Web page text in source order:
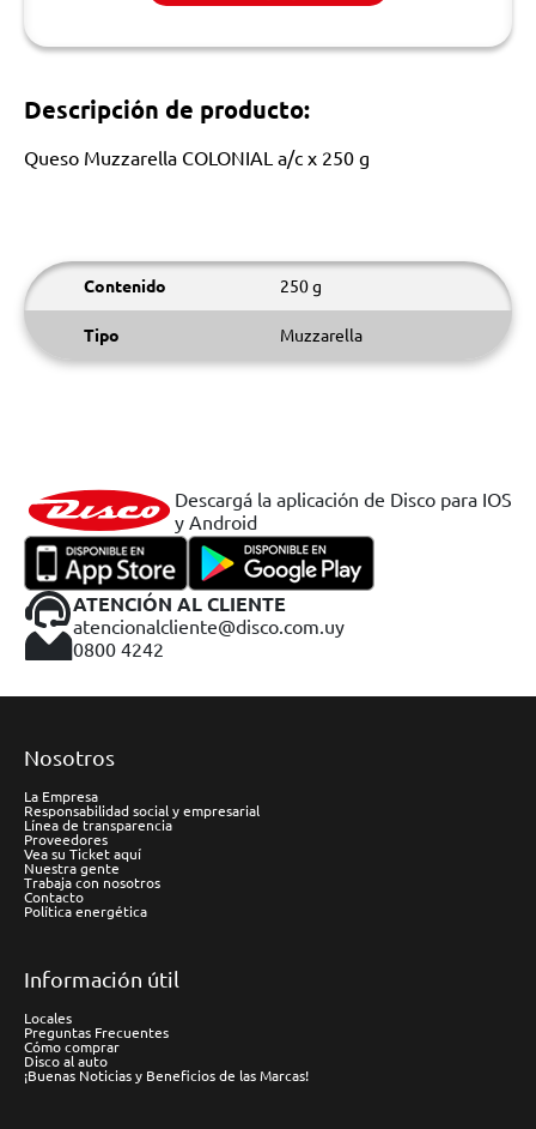
Descripción de producto:
Queso Muzzarella COLONIAL a/c x 250 g
Contenido 250 g
Tipo Muzzarella
Descargá la aplicación de Disco para IOS
y Android
ATENCIÓN AL CLIENTE
atencionalcliente@disco.com.uy
0800 4242
Nosotros
La Empresa
Responsabilidad social y empresarial
Línea de transparencia
Proveedores
Vea su Ticket aquí
Nuestra gente
Trabaja con nosotros
Contacto
Política energética
Información útil
Locales
Preguntas Frecuentes
Cómo comprar
Disco al auto
¡Buenas Noticias y Beneficios de las Marcas!